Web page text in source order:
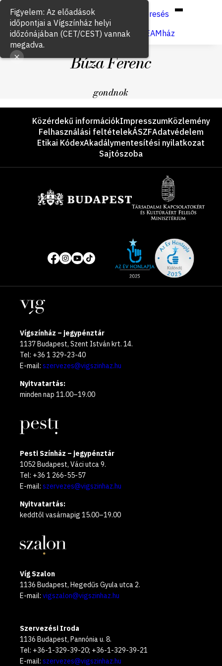
Keresés
Jegyvásárlás
VígSTREAMház
Búza Ferenc
gondnok
LáblécKözérdekű információkImpresszumKözlemény
Felhasználási feltételekÁSZFAdatvédelem
Etikai KódexAkadálymentesítési nyilatkozat
Sajtószoba
Közösségi
média
oldalak
of
year
Helyszínek
Vígszínház – jegypénztár
1137 Budapest, Szent István krt. 14.
Tel: +36 1 329-23-40
E-mail: szervezes@vigszinhaz.hu
Nyitvatartás:
minden nap 11.00–19.00
Pesti Színház – jegypénztár
1052 Budapest, Váci utca 9.
Tel: +36 1 266-55-57
E-mail: szervezes@vigszinhaz.hu
Nyitvatartás:
keddtől vasárnapig 15.00–19.00
Víg Szalon
1136 Budapest, Hegedűs Gyula utca 2.
E-mail: vigszalon@vigszinhaz.hu
Szervezési Iroda
1136 Budapest, Pannónia u. 8.
Tel: +36-1-329-39-20; +36-1-329-39-21
E-mail: szervezes@vigszinhaz.hu
Figyelem: Az előadások
időpontjai a Vígszínház helyi
időzónájában (CET/CEST) vannak
megadva.